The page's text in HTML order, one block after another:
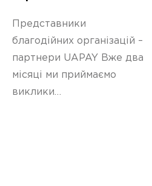
Представники
благодійних організацій –
партнери UAPAY Вже два
місяці ми приймаємо
виклики…